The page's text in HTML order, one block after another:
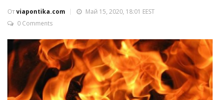
Отviapontika.com
Май 15, 2020, 18:01 EEST
0 Comments